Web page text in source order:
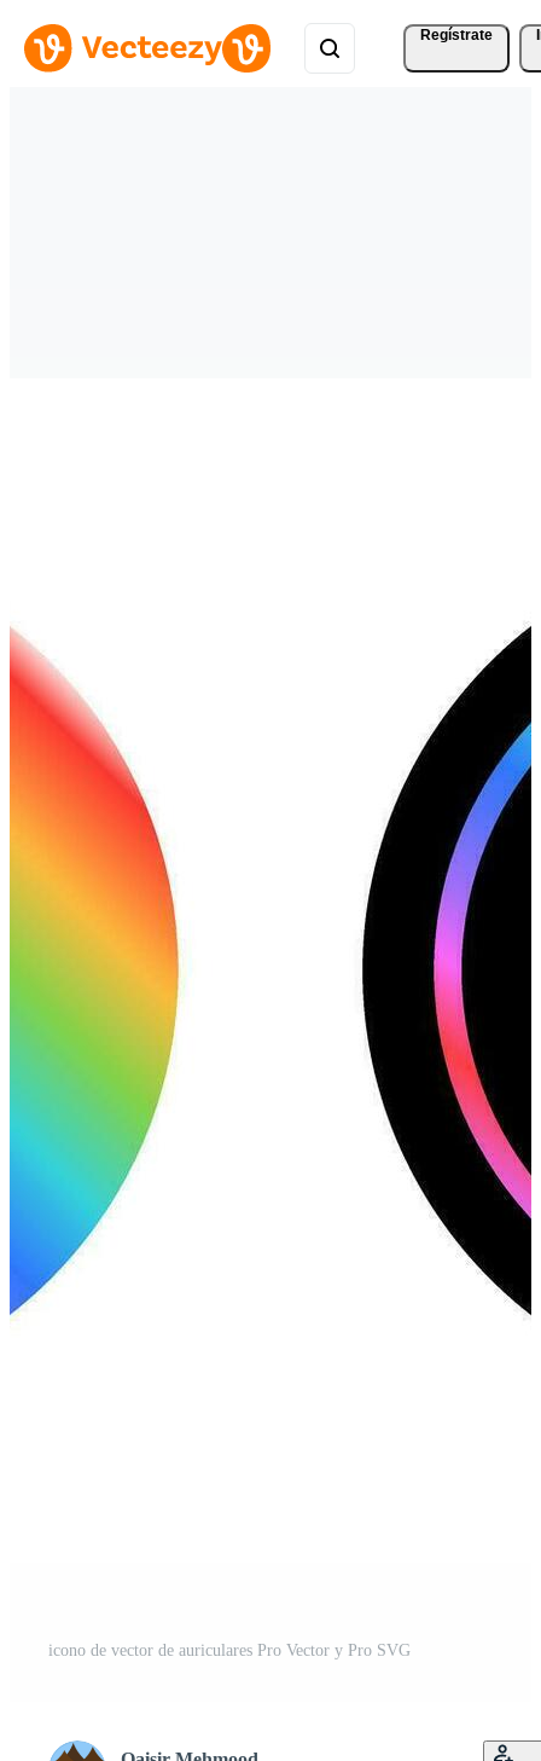
Regístrate
icono de vector de auriculares Pro Vector y Pro SVG